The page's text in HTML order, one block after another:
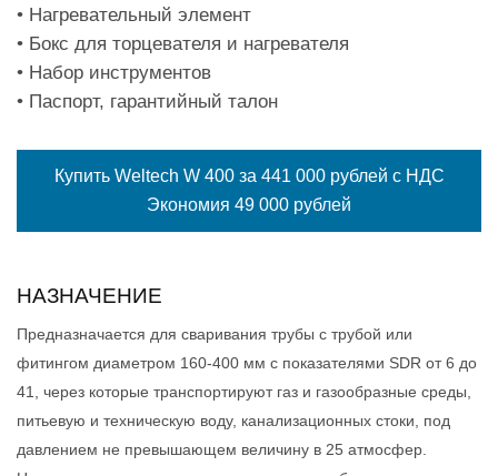
• Нагревательный элемент
• Бокс для торцевателя и нагревателя
• Набор инструментов
• Паспорт, гарантийный талон
Купить Weltech W 400 за 441 000 рублей с НДС
Экономия 49 000 рублей
НАЗНАЧЕНИЕ
Предназначается для сваривания трубы с трубой или
фитингом диаметром 160-400 мм с показателями SDR от 6 до
41, через которые транспортируют газ и газообразные среды,
питьевую и техническую воду, канализационных стоки, под
давлением не превышающем величину в 25 атмосфер.